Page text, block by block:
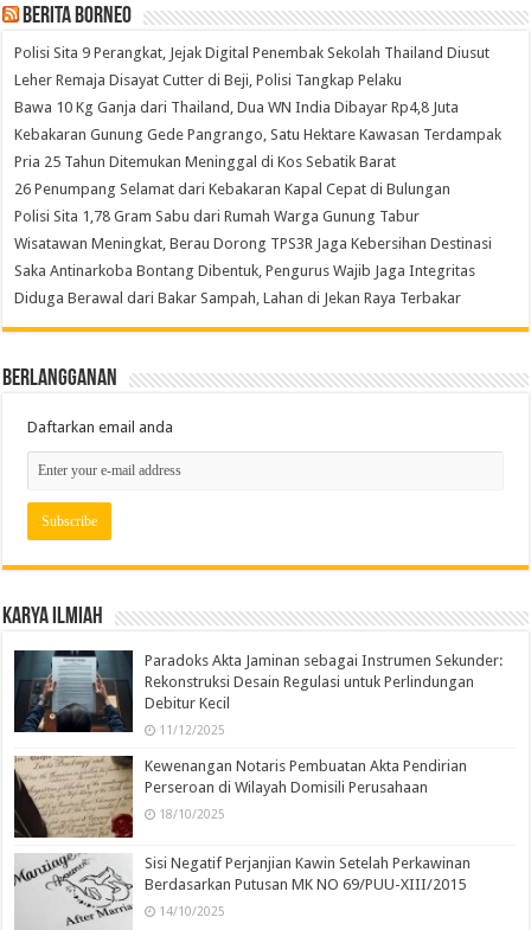
Berita Borneo
Polisi Sita 9 Perangkat, Jejak Digital Penembak Sekolah Thailand Diusut
Leher Remaja Disayat Cutter di Beji, Polisi Tangkap Pelaku
Bawa 10 Kg Ganja dari Thailand, Dua WN India Dibayar Rp4,8 Juta
Kebakaran Gunung Gede Pangrango, Satu Hektare Kawasan Terdampak
Pria 25 Tahun Ditemukan Meninggal di Kos Sebatik Barat
26 Penumpang Selamat dari Kebakaran Kapal Cepat di Bulungan
Polisi Sita 1,78 Gram Sabu dari Rumah Warga Gunung Tabur
Wisatawan Meningkat, Berau Dorong TPS3R Jaga Kebersihan Destinasi
Saka Antinarkoba Bontang Dibentuk, Pengurus Wajib Jaga Integritas
Diduga Berawal dari Bakar Sampah, Lahan di Jekan Raya Terbakar
Berlangganan
Daftarkan email anda
Karya Ilmiah
Paradoks Akta Jaminan sebagai Instrumen Sekunder:
Rekonstruksi Desain Regulasi untuk Perlindungan
Debitur Kecil
11/12/2025
Kewenangan Notaris Pembuatan Akta Pendirian
Perseroan di Wilayah Domisili Perusahaan
18/10/2025
Sisi Negatif Perjanjian Kawin Setelah Perkawinan
Berdasarkan Putusan MK NO 69/PUU-XIII/2015
14/10/2025